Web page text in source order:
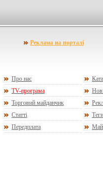
Реклама на порталі
Про нас
TV-програма
Торговий майданчик
Статті
Теги
Передплата